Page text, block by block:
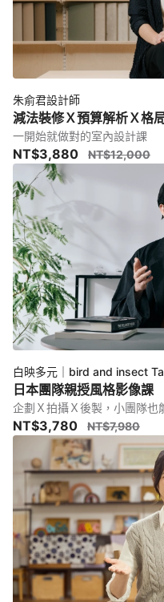
朱俞君設計師
減法裝修Ｘ預算解析Ｘ格
一開始就做對的室內設計課
NT$3,880 NT$12,000
白映多元｜bird and insect
日本團隊親授風格影像課
企劃Ｘ拍攝Ｘ後製，小團隊也
NT$3,780 NT$7,980